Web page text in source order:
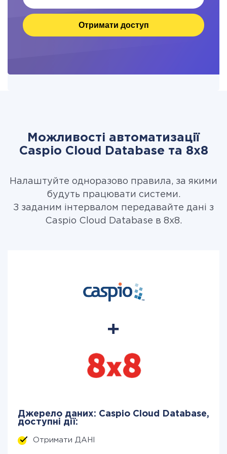
Отримати доступ
Можливості автоматизації
Caspio Cloud Database та 8x8
Налаштуйте одноразово правила, за якими
будуть працювати системи.
З заданим інтервалом передавайте дані з
Caspio Cloud Database в 8x8.
Джерело даних: Caspio Cloud Database,
доступні дії:
Отримати ДАНІ